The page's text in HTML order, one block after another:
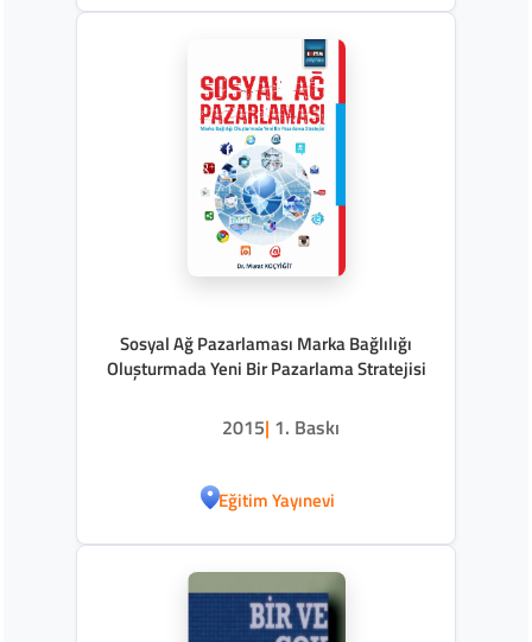
Sosyal Ağ Pazarlaması Marka Bağlılığı
Oluşturmada Yeni Bir Pazarlama Stratejisi
2015| 1. Baskı
Eğitim Yayınevi